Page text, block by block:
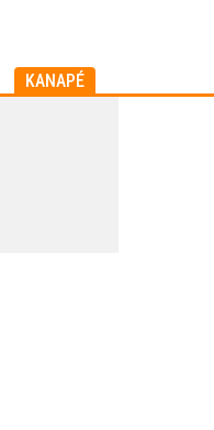
KANAPÉ